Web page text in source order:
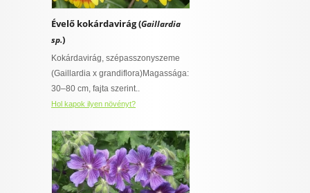
Évelő kokárdavirág (Gaillardia
sp.)
Kokárdavirág, szépasszonyszeme
(Gaillardia x grandiflora)Magassága:
30–80 cm, fajta szerint..
Hol kapok ilyen növényt?